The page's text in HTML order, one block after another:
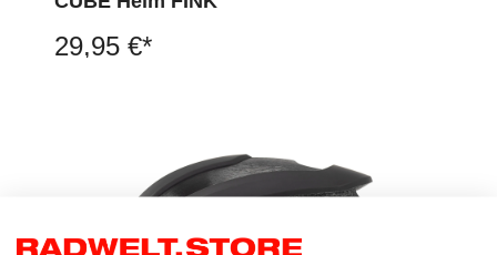
29,95 €*